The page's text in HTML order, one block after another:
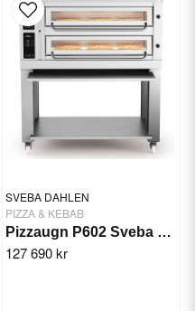
SVEBA DAHLEN
PIZZA & KEBAB
Pizzaugn P602 Sveba Dahlen - 2 däck
127 690 kr